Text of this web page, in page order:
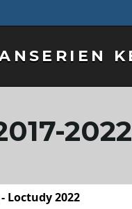
2022
Loctudy 2022